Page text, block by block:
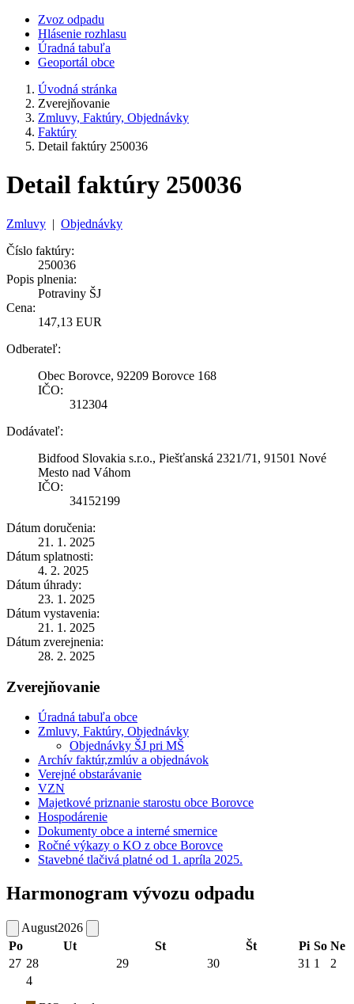
Zvoz odpadu
Hlásenie rozhlasu
Úradná tabuľa
Geoportál obce
Úvodná stránka
Zverejňovanie
Zmluvy, Faktúry, Objednávky
Faktúry
Detail faktúry 250036
Detail faktúry 250036
Zmluvy | Objednávky
Číslo faktúry:
250036
Popis plnenia:
Potraviny ŠJ
Cena:
147,13 EUR
Odberateľ:
Obec Borovce, 92209 Borovce 168
IČO:
312304
Dodávateľ:
Bidfood Slovakia s.r.o., Piešťanská 2321/71, 91501 Nové
Mesto nad Váhom
IČO:
34152199
Dátum doručenia:
21. 1. 2025
Dátum splatnosti:
4. 2. 2025
Dátum úhrady:
23. 1. 2025
Dátum vystavenia:
21. 1. 2025
Dátum zverejnenia:
28. 2. 2025
Zverejňovanie
Úradná tabuľa obce
Zmluvy, Faktúry, Objednávky
Objednávky ŠJ pri MŠ
Archív faktúr,zmlúv a objednávok
Verejné obstarávanie
VZN
Majetkové priznanie starostu obce Borovce
Hospodárenie
Dokumenty obce a interné smernice
Ročné výkazy o KO z obce Borovce
Stavebné tlačivá platné od 1. apríla 2025.
Harmonogram vývozu odpadu
August2026
Po
Ut St Št Pi So Ne
27 28 29 30 31 1
2
4